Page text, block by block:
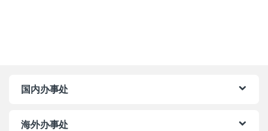
国内办事处
海外办事处